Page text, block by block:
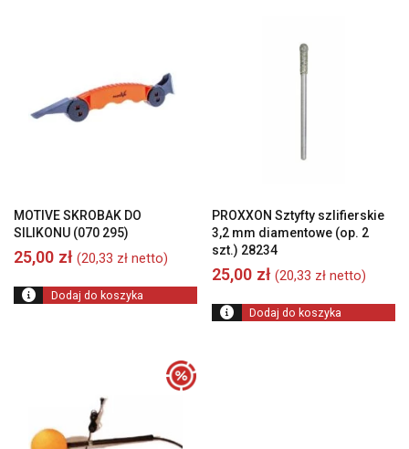
MOTIVE SKROBAK DO
SILIKONU (070 295)
25,00 zł (20,33 zł netto)
Dodaj do koszyka
PROXXON Sztyfty szlifierskie
3,2 mm diamentowe (op. 2
szt.) 28234
25,00 zł (20,33 zł netto)
Dodaj do koszyka